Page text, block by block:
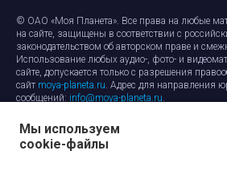
© ОАО «Моя Планета». Все права на любые
на сайте, защищены в соответствии с
законодательством об авторском праве и
Использование любых аудио-, фото- и
сайте, допускается только с разрешения
сайт moya-planeta.ru. Адрес для направления
сообщений: info@moya-planeta.ru.
Правила сайтаРабота с cookie-файлами
Защита персональных данных
Обработка
Мы используем
cookie-файлы